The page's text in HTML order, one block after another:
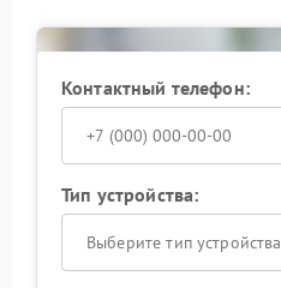
Контактный телефон:
Тип устройства:
Выберите тип устройства